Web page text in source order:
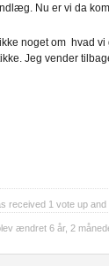
Nu er vi da
noget om hvad vi
Jeg vender
received 1 vote up and
ændret 6 år, 2